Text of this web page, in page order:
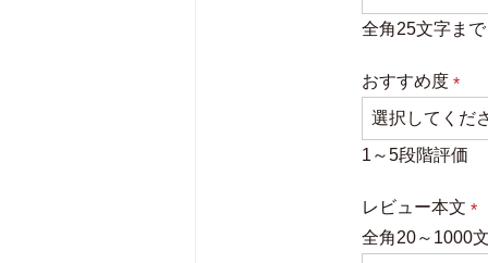
須)
全角25文字まで
おすすめ度
(必
須)
1～5段階評価
レビュー本文
(必
全角20～1000